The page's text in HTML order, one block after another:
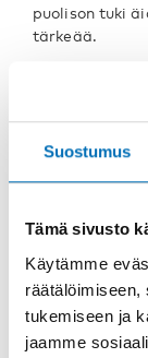
Suostumus
Tämä sivusto
Käytämme
räätälöimiseen,
tukemiseen ja
jaamme
puolison tuki
tärkeää.
Koponen on
tutkimuksen
fetal life)
Nissinen on
ja
JAA